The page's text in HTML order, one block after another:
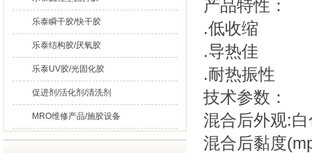
乐泰瞬干胶/快干胶
乐泰结构胶/厌氧胶
乐泰UV胶/光固化胶
促进剂/活化剂/清洗剂
MRO维修产品/施胶设备
产品特性：
.低收缩
.导热佳
.耐热振性
技术参数：
混合后外观:
混合后黏度